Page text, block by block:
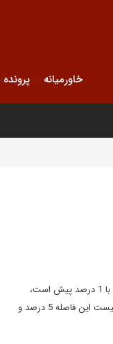
خاورمیانه
در تمامی نظرسنجی هایی که این هفته انجام شده است به جز نظرسنجی جدید راسموسن که ترامپ با 1 درصد پیش است،
کلینتون پیشتاز است. در نظرسنجی یو پی آی، پیشتازی کلینتون 3 درصد است. در نظرسنجی اکونومیست این فاصله 5 درصد و